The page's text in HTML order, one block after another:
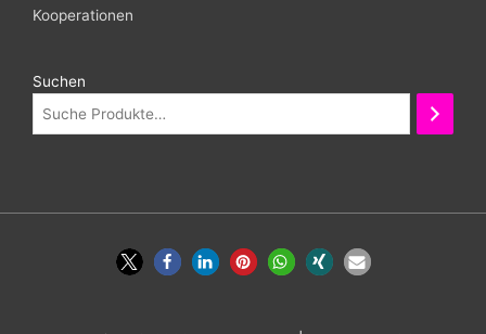
Kooperationen
Suchen